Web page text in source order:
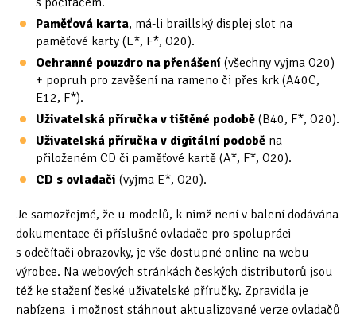
Paměťová karta, má-li braillský displej slot na
paměťové karty (E*, F*, O20).
Ochranné pouzdro na přenášení (všechny vyjma O20)
+ popruh pro zavěšení na rameno či přes krk (A40C,
E12, F*).
Uživatelská příručka v tištěné podobě (B40, F*, O20).
Uživatelská příručka v digitální podobě na
přiloženém CD či paměťové kartě (A*, F*, O20).
CD s ovladači (vyjma E*, O20).
Je samozřejmé, že u modelů, k nimž není v balení dodávána
dokumentace či příslušné ovladače pro spolupráci
s odečítači obrazovky, je vše dostupné online na webu
výrobce. Na webových stránkách českých distributorů jsou
též ke stažení české uživatelské příručky. Zpravidla je
nabízena i možnost stáhnout aktualizované verze ovladačů